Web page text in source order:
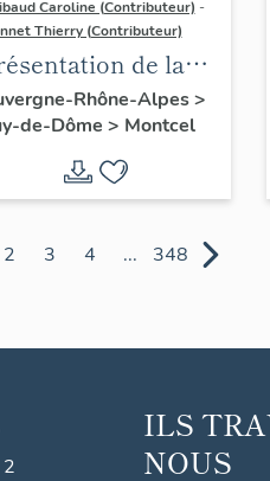
Caroline (Contributeur) -
Thierry (Contributeur)
de la
de
Rhône-Alpes>
de-Dôme > Montcel
2 3 4 ... 348
ILS
NOUS